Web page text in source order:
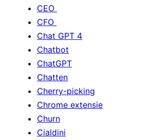
CEO
CFO
Chat GPT 4
Chatbot
ChatGPT
Chatten
Cherry-picking
Chrome extensie
Churn
Cialdini